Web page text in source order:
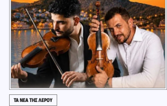
ΤΑ ΝΕΑ ΤΗΣ ΛΕΡΟΥ